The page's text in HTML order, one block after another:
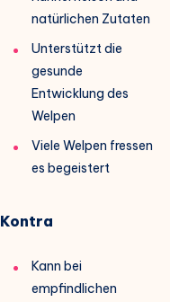
natürlichen Zutaten
Unterstützt die
gesunde
Entwicklung des
Welpen
Viele Welpen fressen
es begeistert
Kontra
Kann bei
empfindlichen